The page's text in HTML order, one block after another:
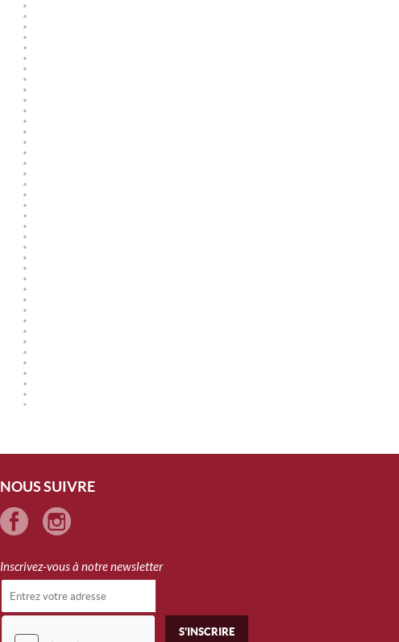
NOUS SUIVRE
Inscrivez-vous à notre newsletter
S'INSCRIRE